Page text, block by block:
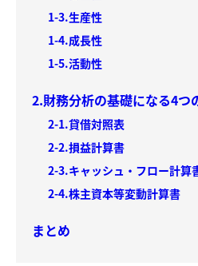
1-3.生産性
1-4.成長性
1-5.活動性
2.財務分析の基礎になる4つ
2-1.貸借対照表
2-2.損益計算書
2-3.キャッシュ・フロー計算
2-4.株主資本等変動計算書
まとめ